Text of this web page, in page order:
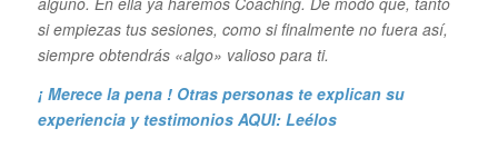
si empiezas tus sesiones, como si finalmente no fuera así,
siempre obtendrás «algo» valioso para ti.
¡ Merece la pena ! Otras personas te explican su
experiencia y testimonios AQUI: Leélos